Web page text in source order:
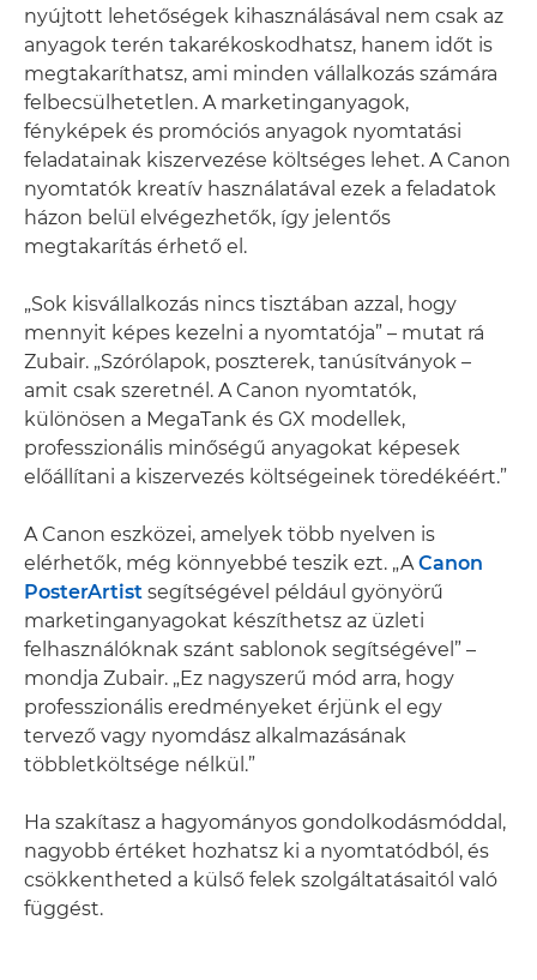
nyújtott lehetőségek kihasználásával nem csak az
anyagok terén takarékoskodhatsz, hanem időt is
megtakaríthatsz, ami minden vállalkozás számára
felbecsülhetetlen. A marketinganyagok,
fényképek és promóciós anyagok nyomtatási
feladatainak kiszervezése költséges lehet. A Canon
nyomtatók kreatív használatával ezek a feladatok
házon belül elvégezhetők, így jelentős
megtakarítás érhető el.
„Sok kisvállalkozás nincs tisztában azzal, hogy
mennyit képes kezelni a nyomtatója” – mutat rá
Zubair. „Szórólapok, poszterek, tanúsítványok –
amit csak szeretnél. A Canon nyomtatók,
különösen a MegaTank és GX modellek,
professzionális minőségű anyagokat képesek
előállítani a kiszervezés költségeinek töredékéért.”
A Canon eszközei, amelyek több nyelven is
elérhetők, még könnyebbé teszik ezt. „A Canon
PosterArtist segítségével például gyönyörű
marketinganyagokat készíthetsz az üzleti
felhasználóknak szánt sablonok segítségével” –
mondja Zubair. „Ez nagyszerű mód arra, hogy
professzionális eredményeket érjünk el egy
tervező vagy nyomdász alkalmazásának
többletköltsége nélkül.”
Ha szakítasz a hagyományos gondolkodásmóddal,
nagyobb értéket hozhatsz ki a nyomtatódból, és
csökkentheted a külső felek szolgáltatásaitól való
függést.